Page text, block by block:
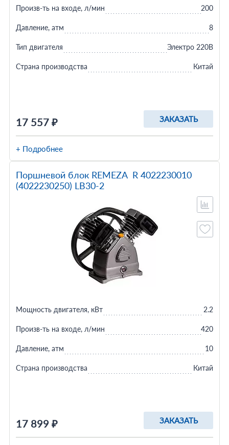
17 557 ₽ ЗАКАЗАТЬ
Произв-ть на входе, л/мин 200
Давление, атм 8
Тип двигателя Электро 220В
Страна производства Китай
+ Подробнее
Поршневой блок REMEZA R 4022230010
(4022230250) LB30-2
17 899 ₽ ЗАКАЗАТЬ
Мощность двигателя, кВт 2.2
Произв-ть на входе, л/мин 420
Давление, атм 10
Страна производства Китай